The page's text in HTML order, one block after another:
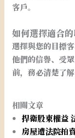
客戶。
如何選擇適合的
選擇與您的目標
他們的信譽、受
前，務必清楚了
相關文章
捍衛股東權益
房屋遭法院拍